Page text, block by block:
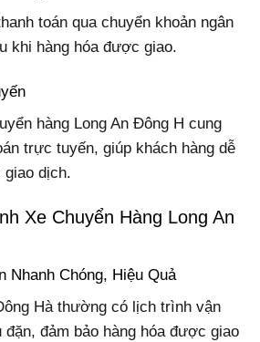
toán qua chuyển khoản ngân
khi hàng hóa được giao.
hàng Long An Đông H cung
trực tuyến, giúp khách hàng dễ
giao dịch.
Xe Chuyển Hàng Long An
Nhanh Chóng, Hiệu Quả
Hà thường có lịch trình vận
đặn, đảm bảo hàng hóa được giao